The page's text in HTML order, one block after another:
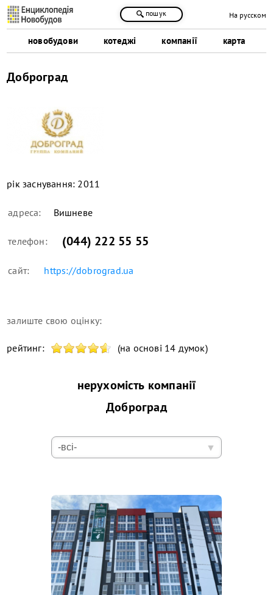
новобудови котеджі компанії карта
пошук На русском
Доброград
рік заснування: 2011
адреса: Вишневе
телефон: (044) 222 55 55
сайт: https://dobrograd.ua
залиште свою оцінку:
рейтинг: (на основі 14 думок)
нерухомість компанії
Доброград